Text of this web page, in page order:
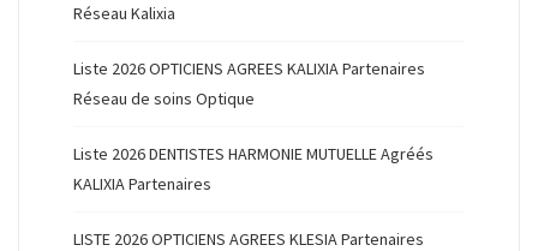
Réseau Kalixia
Liste 2026 OPTICIENS AGREES KALIXIA Partenaires
Réseau de soins Optique
Liste 2026 DENTISTES HARMONIE MUTUELLE Agréés
KALIXIA Partenaires
LISTE 2026 OPTICIENS AGREES KLESIA Partenaires